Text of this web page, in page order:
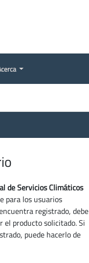
de Servicios Climáticos
para los usuarios
registrado, debe
el producto solicitado. Si
puede hacerlo de